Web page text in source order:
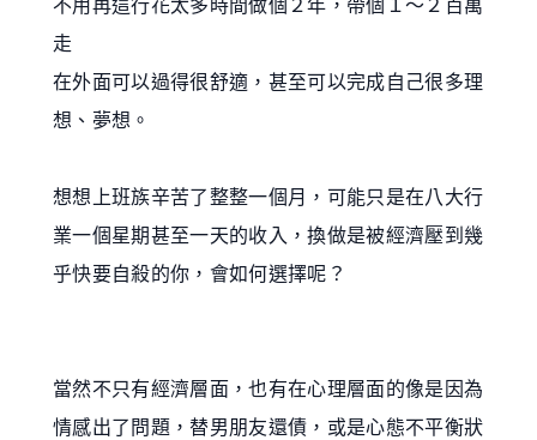
不用再這行花太多時間做個２年，帶個１～２百萬
走
在外面可以過得很舒適，甚至可以完成自己很多理
想、夢想。
想想上班族辛苦了整整一個月，可能只是在八大行
業一個星期甚至一天的收入，換做是被經濟壓到幾
乎快要自殺的你，會如何選擇呢？
當然不只有經濟層面，也有在心理層面的像是因為
情感出了問題，替男朋友還債，或是心態不平衡狀